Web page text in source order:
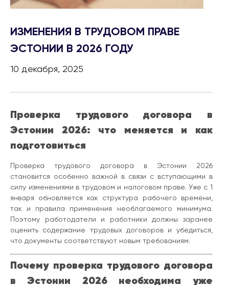
ИЗМЕНЕНИЯ В ТРУДОВОМ ПРАВЕ
ЭСТОНИИ В 2026 ГОДУ
10 декабря, 2025
Проверка трудового договора в
Эстонии 2026: что меняется и как
подготовиться
Проверка трудового договора в Эстонии 2026
становится особенно важной в связи с вступающими в
силу изменениями в трудовом и налоговом праве. Уже с 1
января обновляется как структура рабочего времени,
так и правила применения необлагаемого минимума.
Поэтому работодатели и работники должны заранее
оценить содержание трудовых договоров и убедиться,
что документы соответствуют новым требованиям.
Почему проверка трудового договора
в Эстонии 2026 необходима уже